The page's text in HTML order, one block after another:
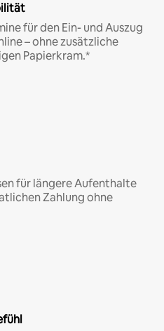
für den Ein- und Auszug
– ohne zusätzliche
Papierkram.*
für längere Aufenthalte
Zahlung ohne